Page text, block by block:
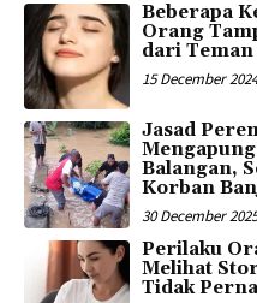
Beberapa
Orang
dari Teman
15 December
Jasad
Balangan,
Korban
30 December
Perilaku
Melihat
Tidak